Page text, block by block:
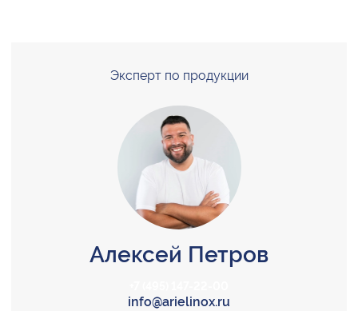
Эксперт по продукции
Алексей Петров
info@arielinox.ru